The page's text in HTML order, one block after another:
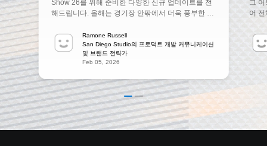
Show 26를 위해 준비한 다양한 신규 업데이트를 전
해드립니다. 올해는 경기장 안팎에서 더욱 풍부한 액
합니다. Road To The Show: 더 많은 여정 올해
Road To The Show는 ‘25에서 여러분이 좋아했던
요소를 한층 발전시켜, 그 어느 때보다 몰입감 넘치는
경험을 선사합니다. 다음과 같은 변화를 준비했습니
Cooperstown을 자랑스럽게 소개합니다. 고등학교
에서 시작해 자신만의 경력을 쌓고, Road To The
Show의 새로운 기능을 통해 명예의 전당에 입성할
수 있을지 확인해 보세요. 도전하실 준비가 되셨습니
까? Diamond Dynasty¹: World Baseball Classic을
Ramone Russell
San Diego Studio의 프로덕트 개발 커뮤니케이션
및 브랜드 전략가
Feb 05, 2026
그
어
는
시
시
장에